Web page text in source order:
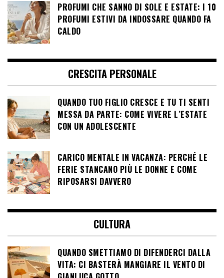
PROFUMI CHE SANNO DI SOLE E ESTATE: I 10
PROFUMI ESTIVI DA INDOSSARE QUANDO FA
CALDO
CRESCITA PERSONALE
QUANDO TUO FIGLIO CRESCE E TU TI SENTI
MESSA DA PARTE: COME VIVERE L’ESTATE
CON UN ADOLESCENTE
CARICO MENTALE IN VACANZA: PERCHÉ LE
FERIE STANCANO PIÙ LE DONNE E COME
RIPOSARSI DAVVERO
CULTURA
QUANDO SMETTIAMO DI DIFENDERCI DALLA
VITA: CI BASTERÀ MANGIARE IL VENTO DI